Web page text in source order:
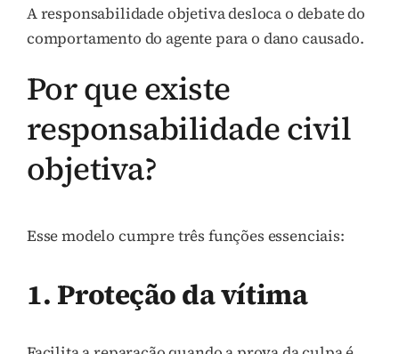
A responsabilidade objetiva desloca o debate do
comportamento do agente para o dano causado.
Por que existe
responsabilidade civil
objetiva?
Esse modelo cumpre três funções essenciais:
1. Proteção da vítima